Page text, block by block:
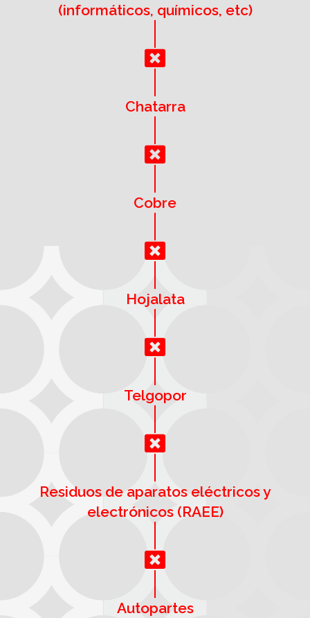
(informáticos, químicos, etc)
Chatarra
Cobre
Hojalata
Telgopor
Residuos de aparatos eléctricos y
electrónicos (RAEE)
Autopartes